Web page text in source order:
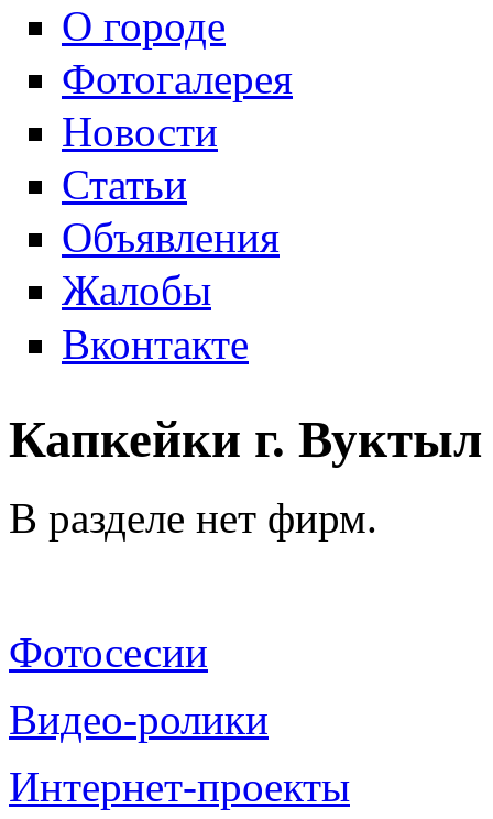
О городе
Фотогалерея
Новости
Статьи
Объявления
Жалобы
Вконтакте
Капкейки г. Вуктыл
В разделе нет фирм.
Фотосесии
Видео-ролики
Интернет-проекты